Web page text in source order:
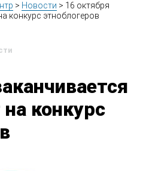
> Новости > 16 октября
конкурс этноблогеров
конкурс